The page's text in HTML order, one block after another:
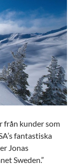
från kunder som
fantastiska
Jonas
Sweden.”